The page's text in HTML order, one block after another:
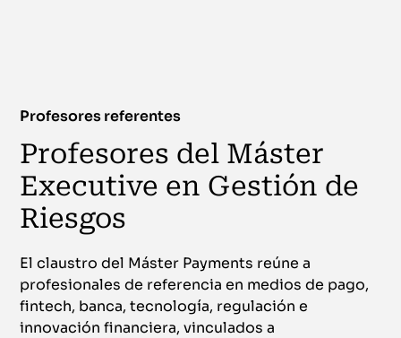
Profesores referentes
Profesores del Máster
Executive en Gestión de
Riesgos
El claustro del Máster Payments reúne a
profesionales de referencia en medios de pago,
fintech, banca, tecnología, regulación e
innovación financiera, vinculados a